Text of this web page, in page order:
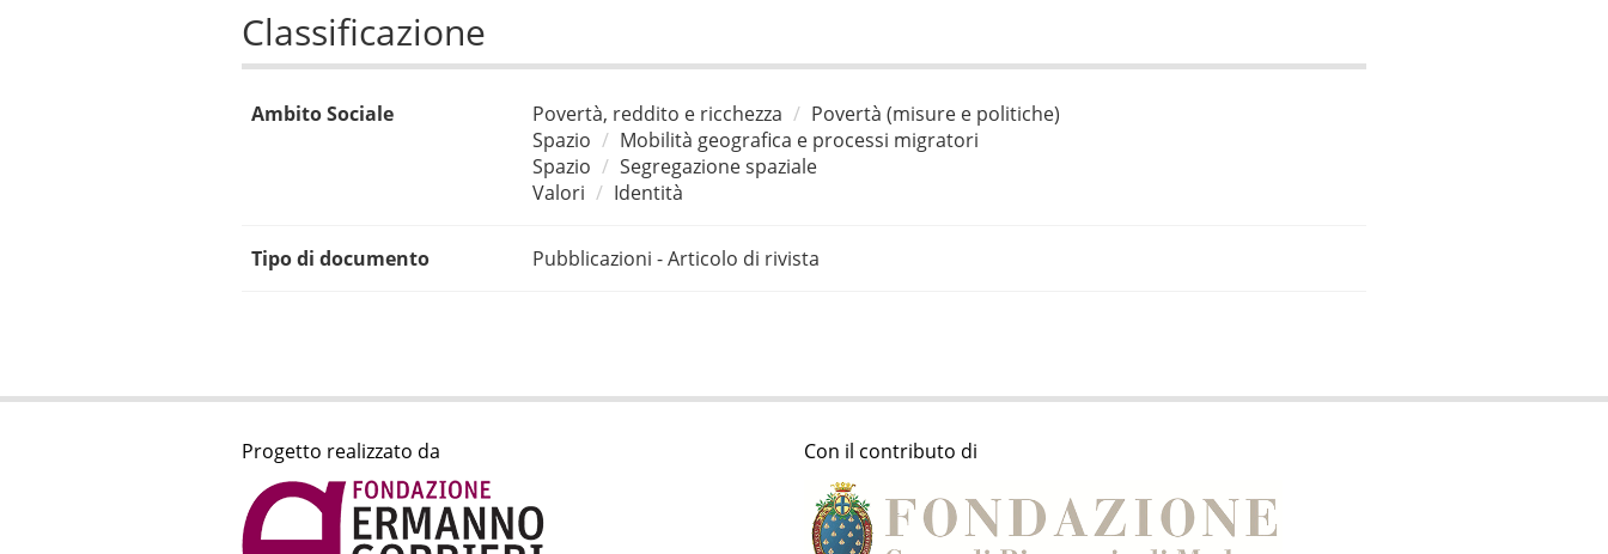
Classificazione
Ambito Sociale Povertà, reddito e ricchezza
Povertà (misure e politiche)
Spazio
Mobilità geografica e processi migratori
Spazio
Segregazione spaziale
Valori
Identità
Tipo di documento Pubblicazioni - Articolo di rivista
Progetto realizzato da Con il contributo di